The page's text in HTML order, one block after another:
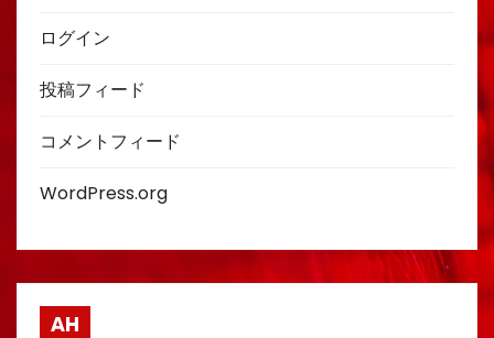
ログイン
投稿フィード
コメントフィード
WordPress.org
AH